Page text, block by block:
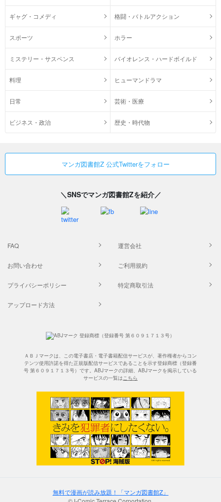
ギャグ・コメディ 格闘・バトルアクション
スポーツ ホラー
ミステリー・サスペンス バイオレンス・ハードボイルド
料理 ヒューマンドラマ
日常 芸術・医療
ビジネス・政治 歴史・時代物
マンガ図書館Z 公式Twitterをフォロー
＼SNSでマンガ図書館Zを紹介／
FAQ 運営会社
お問い合わせ ご利用規約
プライバシーポリシー 特定商取引法
アップロード方法
ＡＢＪマークは、この電子書店・電子書籍配信サービスが、著作権者からコン
テンツ使用許諾を得た正規版配信サービスであることを示す登録商標（登録番
号 第６０９１７１３号）です。ABJマークの詳細、ABJマークを掲示している
サービスの一覧はこちら
無料で漫画が読み放題！「マンガ図書館Z」